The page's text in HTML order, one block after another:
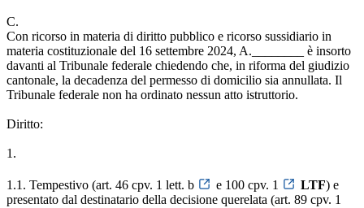
C.
Con ricorso in materia di diritto pubblico e ricorso sussidiario in
materia costituzionale del 16 settembre 2024, A.________ è insorto
davanti al Tribunale federale chiedendo che, in riforma del giudizio
cantonale, la decadenza del permesso di domicilio sia annullata. Il
Tribunale federale non ha ordinato nessun atto istruttorio.
Diritto:
1.
1.1. Tempestivo (art. 46 cpv. 1 lett. b e 100 cpv. 1 LTF) e
presentato dal destinatario della decisione querelata (art. 89 cpv. 1